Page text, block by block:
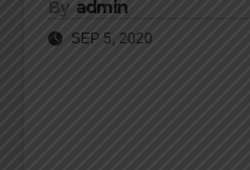
By admin
SEP 5, 2020